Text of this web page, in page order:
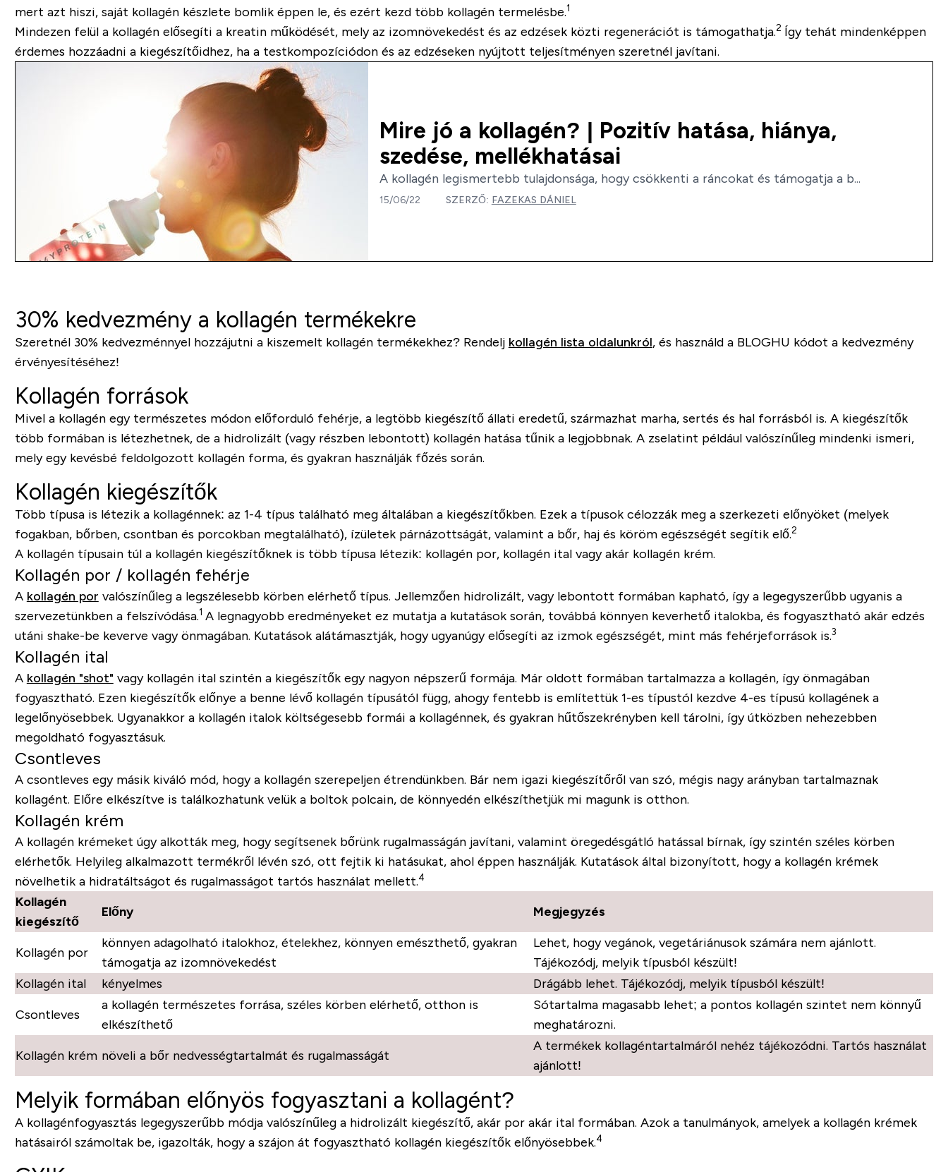
mert azt hiszi, saját kollagén készlete bomlik éppen le, és ezért kezd több kollagén termelésbe.1
Mindezen felül a kollagén elősegíti a kreatin működését, mely az izomnövekedést és az edzések közti regenerációt is támogathatja.2 Így tehát mindenképpen
érdemes hozzáadni a kiegészítőidhez, ha a testkompozíciódon és az edzéseken nyújtott teljesítményen szeretnél javítani.
Mire jó a kollagén? | Pozitív hatása, hiánya,
szedése, mellékhatásai
A kollagén legismertebb tulajdonsága, hogy csökkenti a ráncokat és támogatja a b...
15/06/22 SZERZŐ: FAZEKAS DÁNIEL
30% kedvezmény a kollagén termékekre
Szeretnél 30% kedvezménnyel hozzájutni a kiszemelt kollagén termékekhez? Rendelj kollagén lista oldalunkról, és használd a BLOGHU kódot a kedvezmény
érvényesítéséhez!
Kollagén források
Mivel a kollagén egy természetes módon előforduló fehérje, a legtöbb kiegészítő állati eredetű, származhat marha, sertés és hal forrásból is. A kiegészítők
több formában is létezhetnek, de a hidrolizált (vagy részben lebontott) kollagén hatása tűnik a legjobbnak. A zselatint például valószínűleg mindenki ismeri,
mely egy kevésbé feldolgozott kollagén forma, és gyakran használják főzés során.
Kollagén kiegészítők
Több típusa is létezik a kollagénnek: az 1-4 típus található meg általában a kiegészítőkben. Ezek a típusok célozzák meg a szerkezeti előnyöket (melyek
fogakban, bőrben, csontban és porcokban megtalálható), ízületek párnázottságát, valamint a bőr, haj és köröm egészségét segítik elő.2
A kollagén típusain túl a kollagén kiegészítőknek is több típusa létezik: kollagén por, kollagén ital vagy akár kollagén krém.
Kollagén por / kollagén fehérje
A kollagén por valószínűleg a legszélesebb körben elérhető típus. Jellemzően hidrolizált, vagy lebontott formában kapható, így a legegyszerűbb ugyanis a
szervezetünkben a felszívódása.1 A legnagyobb eredményeket ez mutatja a kutatások során, továbbá könnyen keverhető italokba, és fogyasztható akár edzés
utáni shake-be keverve vagy önmagában. Kutatások alátámasztják, hogy ugyanúgy elősegíti az izmok egészségét, mint más fehérjeforrások is.3
Kollagén ital
A kollagén "shot" vagy kollagén ital szintén a kiegészítők egy nagyon népszerű formája. Már oldott formában tartalmazza a kollagén, így önmagában
fogyasztható. Ezen kiegészítők előnye a benne lévő kollagén típusától függ, ahogy fentebb is említettük 1-es típustól kezdve 4-es típusú kollagének a
legelőnyösebbek. Ugyanakkor a kollagén italok költségesebb formái a kollagénnek, és gyakran hűtőszekrényben kell tárolni, így útközben nehezebben
megoldható fogyasztásuk.
Csontleves
A csontleves egy másik kiváló mód, hogy a kollagén szerepeljen étrendünkben. Bár nem igazi kiegészítőről van szó, mégis nagy arányban tartalmaznak
kollagént. Előre elkészítve is találkozhatunk velük a boltok polcain, de könnyedén elkészíthetjük mi magunk is otthon.
Kollagén krém
A kollagén krémeket úgy alkották meg, hogy segítsenek bőrünk rugalmasságán javítani, valamint öregedésgátló hatással bírnak, így szintén széles körben
elérhetők. Helyileg alkalmazott termékről lévén szó, ott fejtik ki hatásukat, ahol éppen használják. Kutatások által bizonyított, hogy a kollagén krémek
növelhetik a hidratáltságot és rugalmasságot tartós használat mellett.4
Kollagén
kiegészítő
Előny Megjegyzés
Kollagén por
könnyen adagolható italokhoz, ételekhez, könnyen emészthető, gyakran
támogatja az izomnövekedést
Lehet, hogy vegánok, vegetáriánusok számára nem ajánlott.
Tájékozódj, melyik típusból készült!
Kollagén ital
kényelmes Drágább lehet. Tájékozódj, melyik típusból készült!
Csontleves
a kollagén természetes forrása, széles körben elérhető, otthon is
elkészíthető
Sótartalma magasabb lehet; a pontos kollagén szintet nem könnyű
meghatározni.
Kollagén krém növeli a bőr nedvességtartalmát és rugalmasságát
A termékek kollagéntartalmáról nehéz tájékozódni. Tartós használat
ajánlott!
Melyik formában előnyös fogyasztani a kollagént?
A kollagénfogyasztás legegyszerűbb módja valószínűleg a hidrolizált kiegészítő, akár por akár ital formában. Azok a tanulmányok, amelyek a kollagén krémek
hatásairól számoltak be, igazolták, hogy a szájon át fogyasztható kollagén kiegészítők előnyösebbek.4